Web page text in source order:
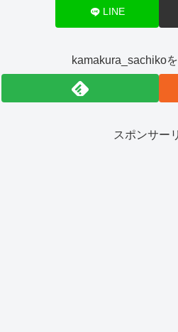
LINE
kamakura_sachiko
スポンサー